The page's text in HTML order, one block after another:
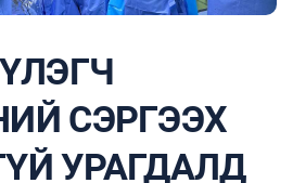
СЭРГЭЭХ
УРАГДАЛД